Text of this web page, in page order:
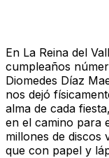
En La Reina del
cumpleaños
Diomedes Díaz
nos dejó
alma de cada
en el camino para
millones de discos
que con papel y